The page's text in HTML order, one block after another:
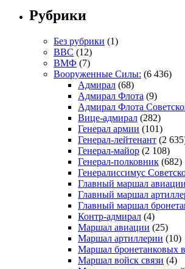
Рубрики
Без рубрики (1)
ВВС (12)
ВМФ (7)
Вооруженные Силы: (6 436)
Адмирал (68)
Адмирал Флота (9)
Адмирал Флота
Вице-адмирал (282)
Генерал армии (101)
Генерал-лейтенант (2
Генерал-майор (2 108)
Генерал-полковник (682)
Генералиссимус
Главный маршал авиации
Главный маршал
Главный маршал
Контр-адмирал (4)
Маршал авиации (25)
Маршал артиллерии (10)
Маршал бронетанковых
Маршал войск связи (4)